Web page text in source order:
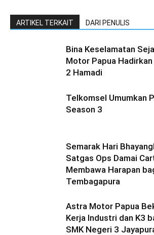
ARTIKEL TERKAIT DARI PENULIS
Bina Keselamatan
Motor Papua
2 Hamadi
Telkomsel Umumkan
Season 3
Semarak Hari
Satgas Ops Damai
Membawa Harapan
Tembagapura
Astra Motor Papua
Kerja Industri dan K3
SMK Negeri 3